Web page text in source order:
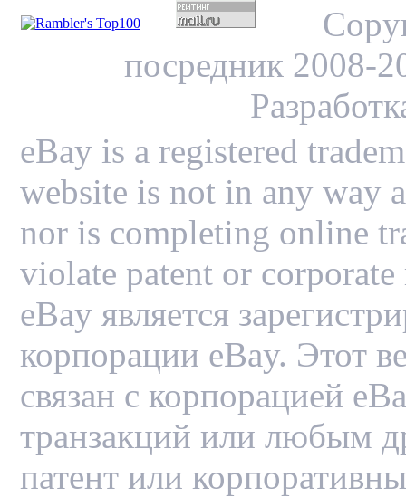
посредник 2008-
eBay is a registered
website is not in any way
nor is completing online
violate patent or
eBay является
корпорации eBay. Этот
связан с корпорацией
транзакций или любым
патент или